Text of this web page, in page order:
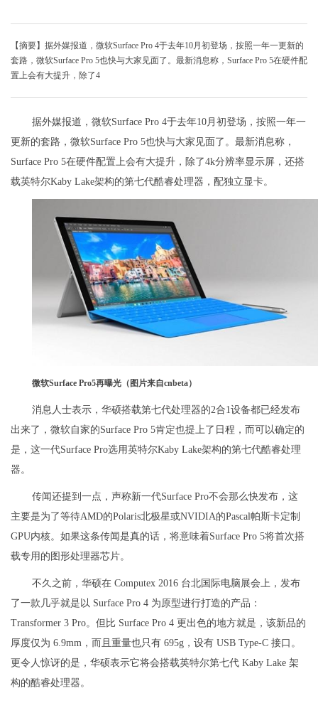
【摘要】据外媒报道，微软Surface Pro 4于去年10月初登场，按照一年一更新的
套路，微软Surface Pro 5也快与大家见面了。最新消息称，Surface Pro 5在硬件配
置上会有大提升，除了4
据外媒报道，微软Surface Pro 4于去年10月初登场，按照一年一
更新的套路，微软Surface Pro 5也快与大家见面了。最新消息称，
Surface Pro 5在硬件配置上会有大提升，除了4k分辨率显示屏，还搭
载英特尔Kaby Lake架构的第七代酷睿处理器，配独立显卡。
微软Surface Pro5再曝光（图片来自cnbeta）
消息人士表示，华硕搭载第七代处理器的2合1设备都已经发布
出来了，微软自家的Surface Pro 5肯定也提上了日程，而可以确定的
是，这一代Surface Pro选用英特尔Kaby Lake架构的第七代酷睿处理
器。
传闻还提到一点，声称新一代Surface Pro不会那么快发布，这
主要是为了等待AMD的Polaris北极星或NVIDIA的Pascal帕斯卡定制
GPU内核。如果这条传闻是真的话，将意味着Surface Pro 5将首次搭
载专用的图形处理器芯片。
不久之前，华硕在 Computex 2016 台北国际电脑展会上，发布
了一款几乎就是以 Surface Pro 4 为原型进行打造的产品：
Transformer 3 Pro。但比 Surface Pro 4 更出色的地方就是，该新品的
厚度仅为 6.9mm，而且重量也只有 695g，设有 USB Type-C 接口。
更令人惊讶的是，华硕表示它将会搭载英特尔第七代 Kaby Lake 架
构的酷睿处理器。